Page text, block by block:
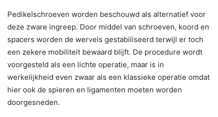
Pedikelschroeven worden beschouwd als alternatief voor
deze zware ingreep. Door middel van schroeven, koord en
spacers worden de wervels gestabiliseerd terwijl er toch
een zekere mobiliteit bewaard blijft. De procedure wordt
voorgesteld als een lichte operatie, maar is in
werkelijkheid even zwaar als een klassieke operatie omdat
hier ook de spieren en ligamenten moeten worden
doorgesneden.